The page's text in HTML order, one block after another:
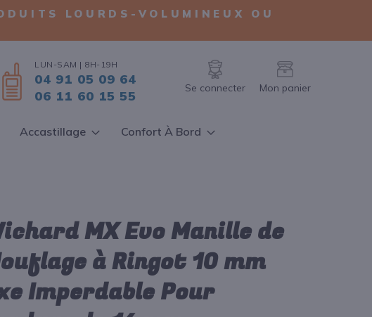
LOURDS-VOLUMINEUX OU
LUN-SAM | 8H-19H
04 91 05 09 64
06 11 60 15 55
Se connecter Mon panier
Accastillage
Confort À Bord
MX Evo Manille de
à Ringot 10 mm
Imperdable Pour